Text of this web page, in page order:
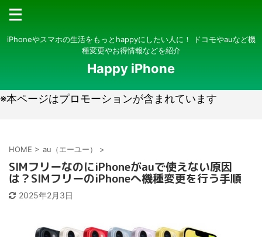
iPhoneやスマホの生活をもっとhappyにしたい人に！ ドコモやauなど機
種変更やお得情報などを紹介
Happy iPhone
※本ページはプロモーションが含まれています
HOME > au（エーユー） >
SIMフリーなのにiPhoneがauで使えない原因
は？SIMフリーのiPhoneへ機種変更を行う手順
2025年2月3日